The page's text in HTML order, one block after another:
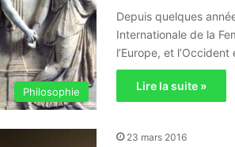
Philosophie
Depuis quelques
Internationale de la
l’Europe, et
Lire la suite »
23 mars 2016